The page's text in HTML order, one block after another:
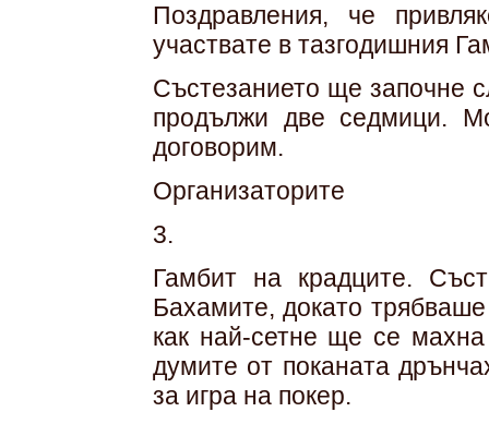
Поздравления, че
участвате в тазгодишния
Състезанието ще започне
продължи две седмици.
договорим.
Организаторите
3.
Гамбит на крадците.
Бахамите, докато
как най-сетне ще се
думите от поканата
за игра на покер.